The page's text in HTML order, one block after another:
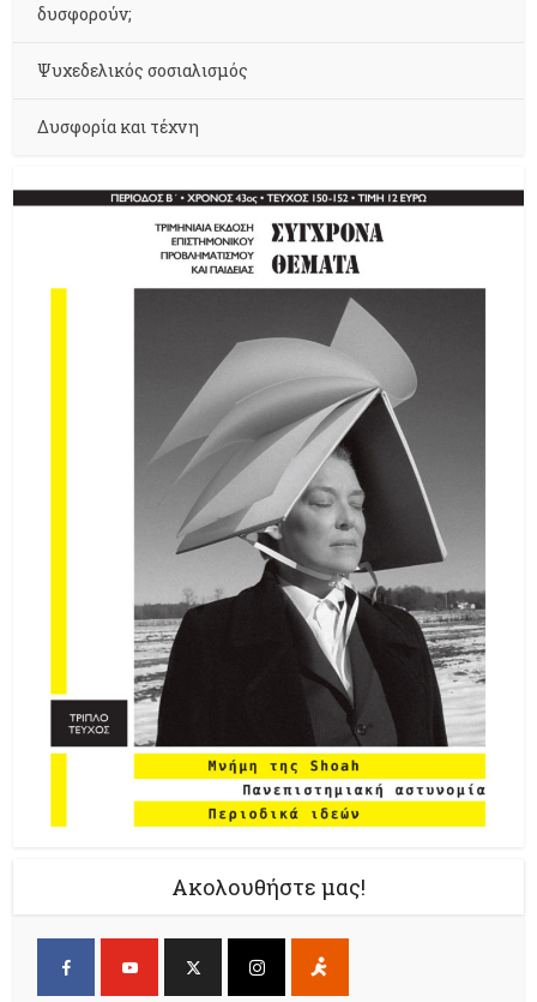
δυσφορούν;
Ψυχεδελικός σοσιαλισμός
Δυσφορία και τέχνη
Ακολουθήστε μας!